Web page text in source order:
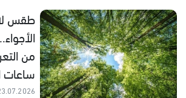
طقس
من
ساعات